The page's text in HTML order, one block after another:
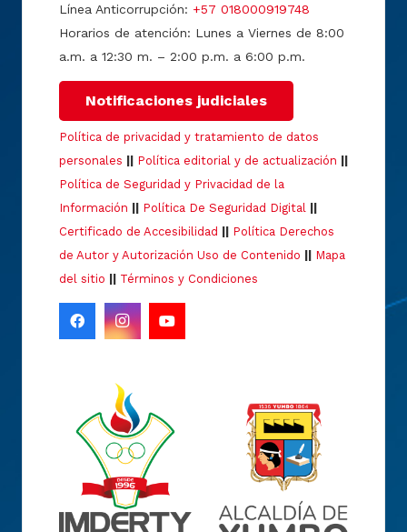
Línea Anticorrupción: +57 018000919748
Horarios de atención: Lunes a Viernes de 8:00
a.m. a 12:30 m. – 2:00 p.m. a 6:00 p.m.
Notificaciones judiciales
Política de privacidad y tratamiento de datos
personales
Política editorial y de actualización
Política de Seguridad y Privacidad de la
Información
Política De Seguridad Digital
Certificado de Accesibilidad
Política Derechos
de Autor y Autorización Uso de Contenido
Mapa
del sitio
Términos y Condiciones